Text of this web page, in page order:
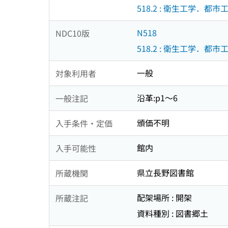
518.2 : 衛生工学．都市
NDC10版
N518
518.2 : 衛生工学．都市
対象利用者 一般
一般注記 沿革:p1〜6
入手条件・定価 頒価不明
入手可能性 館内
所蔵機関 県立長野図書館
所蔵注記
配架場所 : 開架
資料種別 : 図書郷土